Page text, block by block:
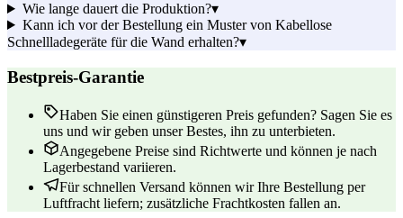
Wie lange dauert die Produktion?▾
Kann ich vor der Bestellung ein Muster von Kabellose
Schnellladegeräte für die Wand erhalten?▾
Bestpreis-Garantie
Haben Sie einen günstigeren Preis gefunden? Sagen Sie es
uns und wir geben unser Bestes, ihn zu unterbieten.
Angegebene Preise sind Richtwerte und können je nach
Lagerbestand variieren.
Für schnellen Versand können wir Ihre Bestellung per
Luftfracht liefern; zusätzliche Frachtkosten fallen an.